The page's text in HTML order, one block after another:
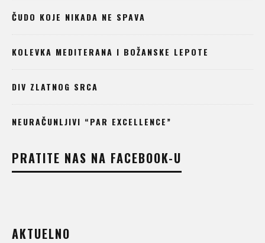
ČUDO KOJE NIKADA NE SPAVA
KOLEVKA MEDITERANA I BOŽANSKE LEPOTE
DIV ZLATNOG SRCA
NEURAČUNLJIVI “PAR EXCELLENCE”
PRATITE NAS NA FACEBOOK-U
AKTUELNO